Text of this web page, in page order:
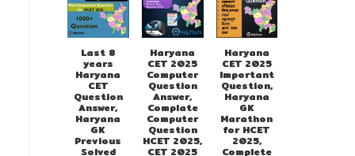
SALE
Last 8
years
Haryana
CET
Question
Answer,
Haryana
GK
Previous
Solved
SALE
Haryana
CET 2025
Computer
Question
Answer,
Complate
Computer
Question
HCET 2025,
CET 2025
SALE
Haryana
CET 2025
Important
Question,
Haryana
GK
Marathon
for HCET
2025,
Complete